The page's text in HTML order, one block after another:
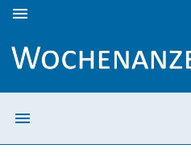
menu
menu